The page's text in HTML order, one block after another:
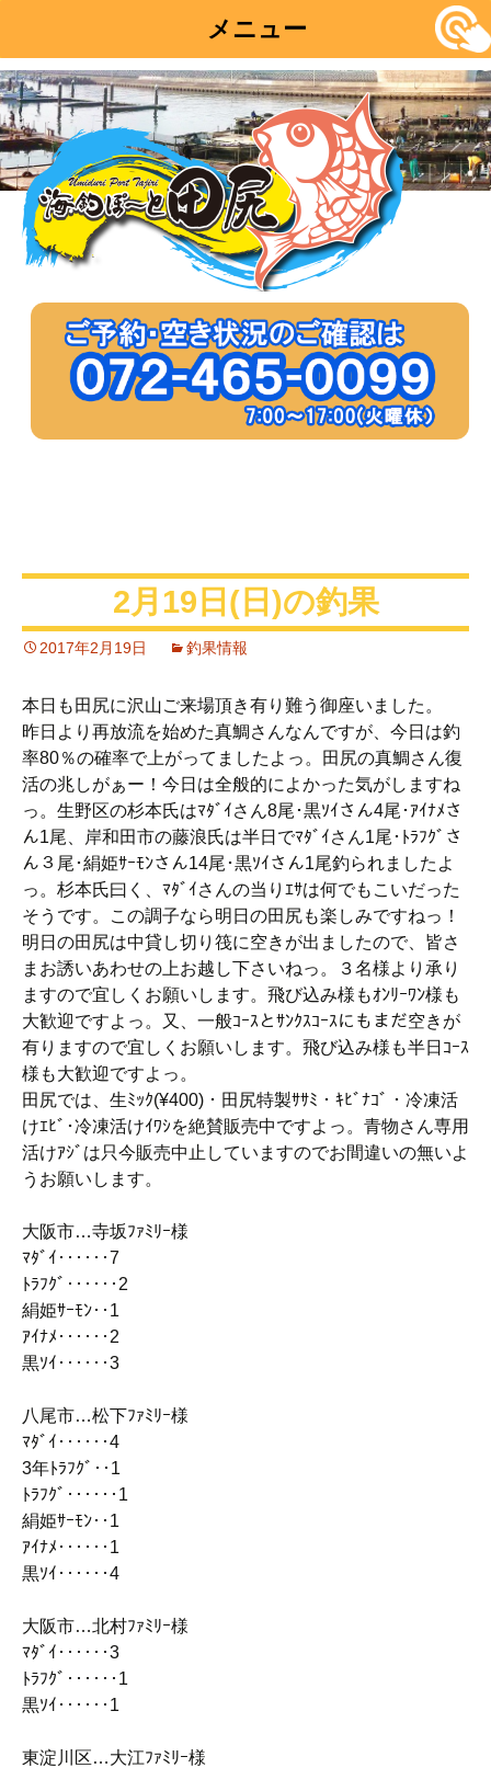
メニュー
コ
ン
テ
ン
ツ
2月19日(日)の釣果
2017年2月19日 釣果情報
本日も田尻に沢山ご来場頂き有り難う御座いました。
昨日より再放流を始めた真鯛さんなんですが、今日は釣
率80％の確率で上がってましたよっ。田尻の真鯛さん復
活の兆しがぁー！今日は全般的によかった気がしますね
っ。生野区の杉本氏はﾏﾀﾞｲさん8尾･黒ｿｲさん4尾･ｱｲﾅﾒさ
ん1尾、岸和田市の藤浪氏は半日でﾏﾀﾞｲさん1尾･ﾄﾗﾌｸﾞさ
ん３尾･絹姫ｻｰﾓﾝさん14尾･黒ｿｲさん1尾釣られましたよ
っ。杉本氏曰く、ﾏﾀﾞｲさんの当りｴｻは何でもこいだった
そうです。この調子なら明日の田尻も楽しみですねっ！
明日の田尻は中貸し切り筏に空きが出ましたので、皆さ
まお誘いあわせの上お越し下さいねっ。３名様より承り
ますので宜しくお願いします。飛び込み様もｵﾝﾘｰﾜﾝ様も
大歓迎ですよっ。又、一般ｺｰｽとｻﾝｸｽｺｰｽにもまだ空きが
有りますので宜しくお願いします。飛び込み様も半日ｺｰｽ
様も大歓迎ですよっ。
田尻では、生ﾐｯｸ(¥400)・田尻特製ｻｻﾐ・ｷﾋﾞﾅｺﾞ・冷凍活
けｴﾋﾞ･冷凍活けｲﾜｼを絶賛販売中ですよっ。青物さん専用
活けｱｼﾞは只今販売中止していますのでお間違いの無いよ
うお願いします。
大阪市…寺坂ﾌｧﾐﾘｰ様
ﾏﾀﾞｲ‥‥‥7
ﾄﾗﾌｸﾞ‥‥‥2
絹姫ｻｰﾓﾝ‥1
ｱｲﾅﾒ‥‥‥2
黒ｿｲ‥‥‥3
八尾市…松下ﾌｧﾐﾘｰ様
ﾏﾀﾞｲ‥‥‥4
3年ﾄﾗﾌｸﾞ‥1
ﾄﾗﾌｸﾞ‥‥‥1
絹姫ｻｰﾓﾝ‥1
ｱｲﾅﾒ‥‥‥1
黒ｿｲ‥‥‥4
大阪市…北村ﾌｧﾐﾘｰ様
ﾏﾀﾞｲ‥‥‥3
ﾄﾗﾌｸﾞ‥‥‥1
黒ｿｲ‥‥‥1
東淀川区…大江ﾌｧﾐﾘｰ様